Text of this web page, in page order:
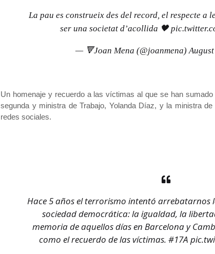
La pau es construeix des del record, el respecte a
ser una societat d’acollida 🖤
— 🔻Joan Mena (@joanmena)
Un homenaje y recuerdo a las víctimas al que se han
segunda y ministra de Trabajo, Yolanda Díaz, y la ministra
redes sociales.
Hace 5 años el terrorismo intentó arrebatarnos
sociedad democrática: la igualdad, la
memoria de aquellos días en Barcelona y
como el recuerdo de las víctimas. #17A